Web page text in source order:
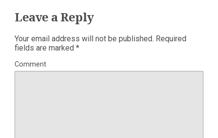
Leave a Reply
Your email address will not be published. Required
fields are marked *
Comment